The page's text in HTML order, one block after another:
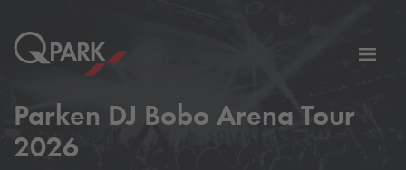
Zur
Parken DJ Bobo Arena Tour
2026